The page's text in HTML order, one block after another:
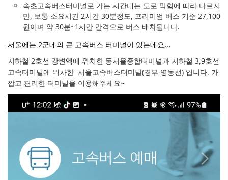
속초고속버스터미널로 가는 시간대는 도로 막힘에 따라 다르지
만, 보통 소요시간 2시간 30분정도, 프리미엄 버스 기준 27,100
원이며 약 30분~1시간 간격으로 버스 배차됩니다.
서울에는 2군데의 큰 고속버스 터미널이 있는데요,,,
지하철 2호선 강변엑에 위치한 동서울종합터미널과 지하철 3,9호선
고속터미널에 위차한 서울고속버스터미널(경부 영동선) 입니다. 가
깝고 편리한 터미널을 이용해주세요~